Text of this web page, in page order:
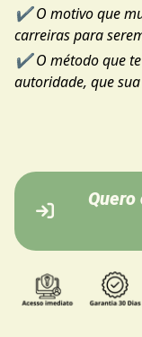
✔️ O motivo que
carreiras para serem
✔️ O método que
autoridade, que
Quero